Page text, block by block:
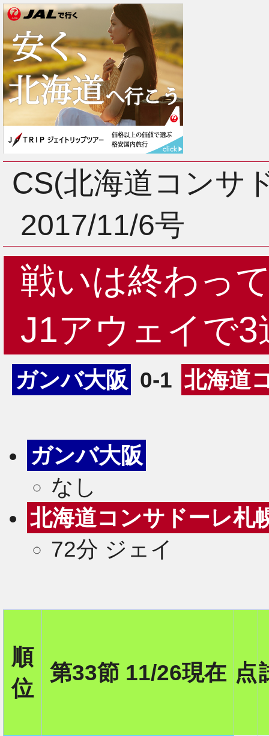
2月
1月
5月
4月
3月
2月
CS(北海道コンサ
2017/11/6号
戦いは終わっ
J1アウェイで3
ガンバ大阪 0-1 北海道
ガンバ大阪
なし
北海道コンサドーレ札
72分 ジェイ
順
位
第33節 11/26現在 点